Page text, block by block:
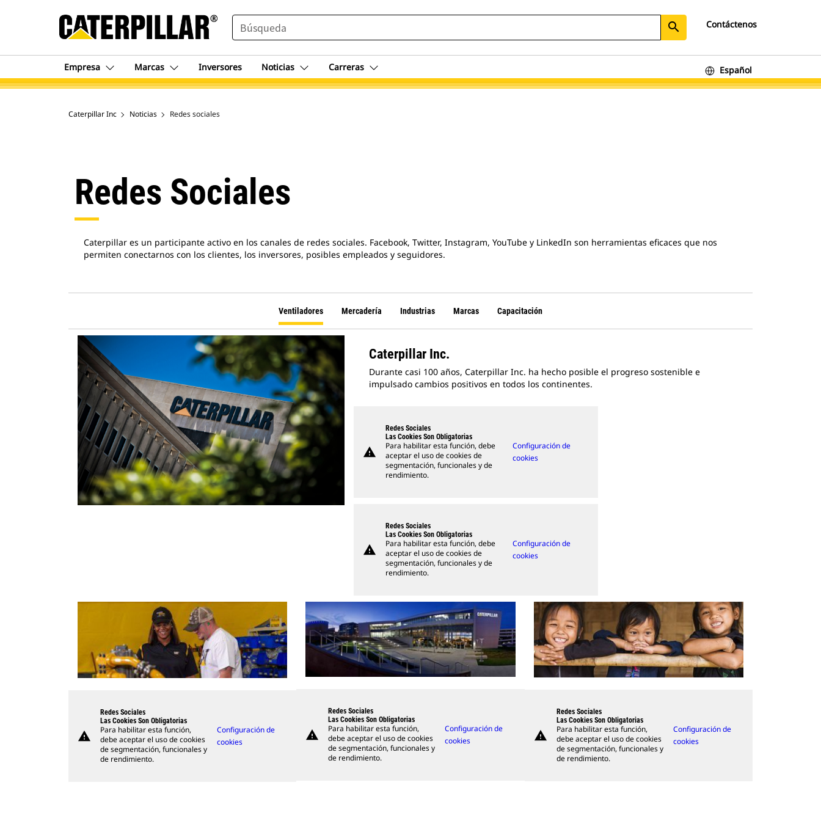
SEARCH search Contáctenos
Empresa Marcas Inversores Noticias Carreras Español
Caterpillar Inc Noticias Redes sociales
Redes Sociales
Caterpillar es un participante activo en los canales de redes sociales. Facebook, Twitter, Instagram, YouTube y LinkedIn son herramientas eficaces que nos
permiten conectarnos con los clientes, los inversores, posibles empleados y seguidores.
Ventiladores Mercadería Industrias Marcas Capacitación
Caterpillar Inc.
Durante casi 100 años, Caterpillar Inc. ha hecho posible el progreso sostenible e
impulsado cambios positivos en todos los continentes.
warning
Redes Sociales
Las Cookies Son Obligatorias
Para habilitar esta función, debe
aceptar el uso de cookies de
segmentación, funcionales y de
rendimiento.
Configuración de
cookies
warning
Redes Sociales
Las Cookies Son Obligatorias
Para habilitar esta función, debe
aceptar el uso de cookies de
segmentación, funcionales y de
rendimiento.
Configuración de
cookies
warning
Redes Sociales
Las Cookies Son Obligatorias
Para habilitar esta función,
debe aceptar el uso de cookies
de segmentación, funcionales y
de rendimiento.
Configuración de
cookies
warning
Redes Sociales
Las Cookies Son Obligatorias
Para habilitar esta función,
debe aceptar el uso de cookies
de segmentación, funcionales y
de rendimiento.
Configuración de
cookies
warning
Redes Sociales
Las Cookies Son Obligatorias
Para habilitar esta función,
debe aceptar el uso de cookies
de segmentación, funcionales y
de rendimiento.
Configuración de
cookies